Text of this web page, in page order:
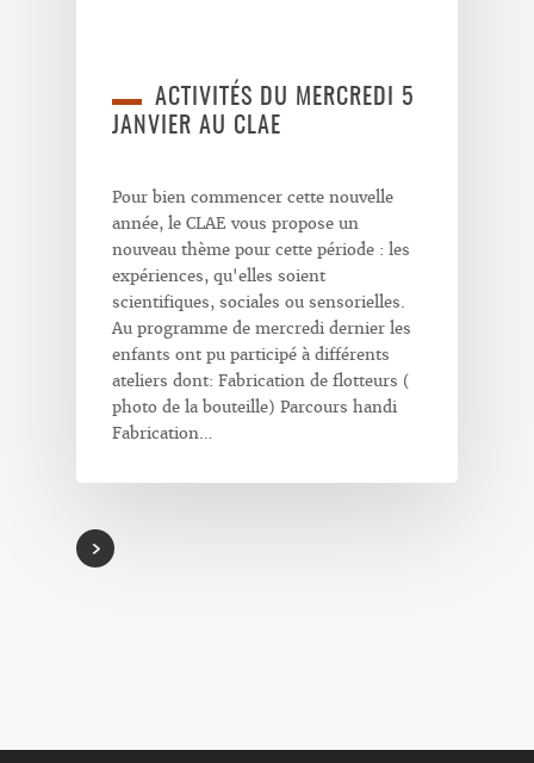
ACTIVITÉS DU MERCREDI 5
JANVIER AU CLAE
Pour bien commencer cette nouvelle
année, le CLAE vous propose un
nouveau thème pour cette période : les
expériences, qu'elles soient
scientifiques, sociales ou sensorielles.
Au programme de mercredi dernier les
enfants ont pu participé à différents
ateliers dont: Fabrication de flotteurs (
photo de la bouteille) Parcours handi
Fabrication…